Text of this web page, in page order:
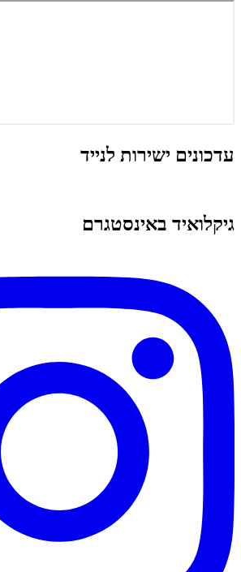
עדכונים ישירות לנייד
גיקלואיד באינסטגרם